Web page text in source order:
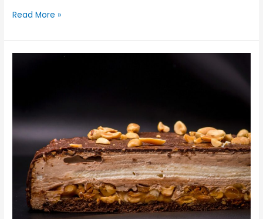
Crisis
Evergrande
Read More »